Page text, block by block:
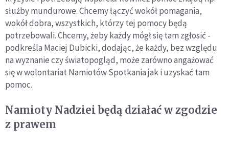
Łukaszenki
służby mundurowe. Chcemy łączyć wokół pomagania,
wokół dobra, wszystkich, którzy tej pomocy będą
potrzebowali. Chcemy, żeby każdy mógł się tam zgłosić -
podkreśla Maciej Dubicki, dodając, że każdy, bez względu
na wyznanie czy światopogląd, może zarówno angażować
się w wolontariat Namiotów Spotkania jak i uzyskać tam
pomoc.
Namioty Nadziei będą działać w zgodzie
z prawem